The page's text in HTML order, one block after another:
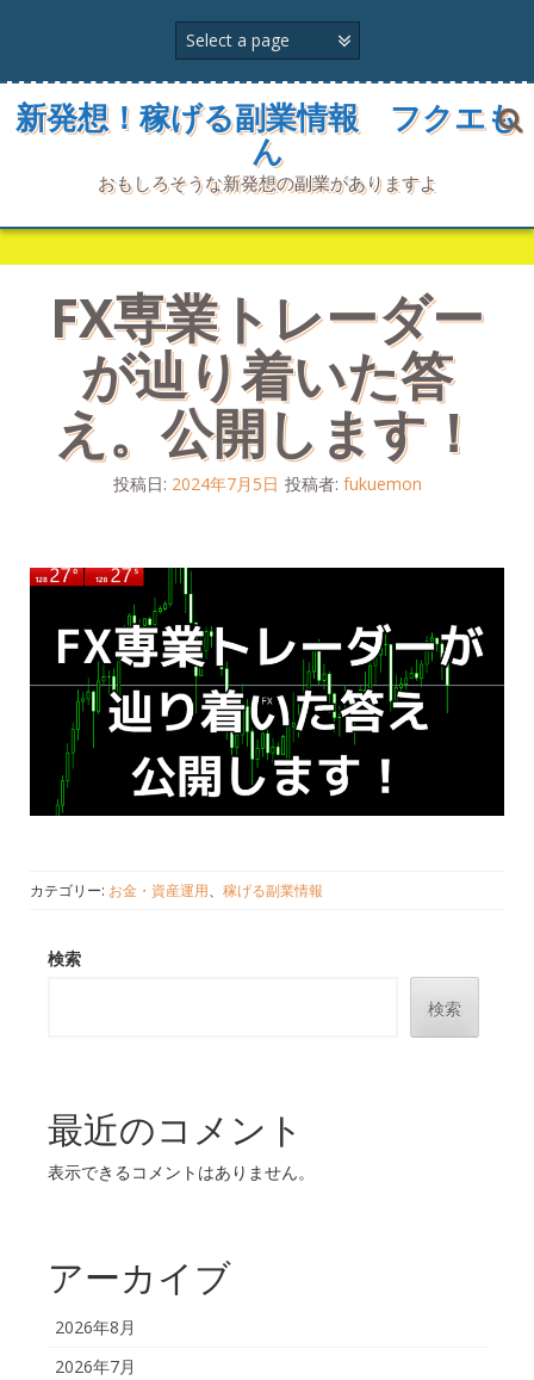
ン
プ
新発想！稼げる副業情報 フクエも
ん
おもしろそうな新発想の副業がありますよ
FX専業トレーダー
が辿り着いた答
え。公開します！
投稿日: 2024年7月5日 投稿者: fukuemon
カテゴリー: お金・資産運用、 稼げる副業情報
検索
検索
最近のコメント
表示できるコメントはありません。
アーカイブ
2026年8月
2026年7月